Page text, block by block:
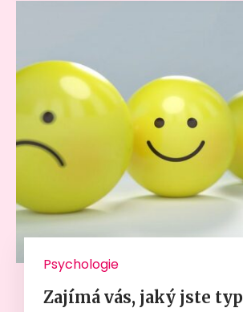
Psychologie
Zajímá vás, jaký jste typ